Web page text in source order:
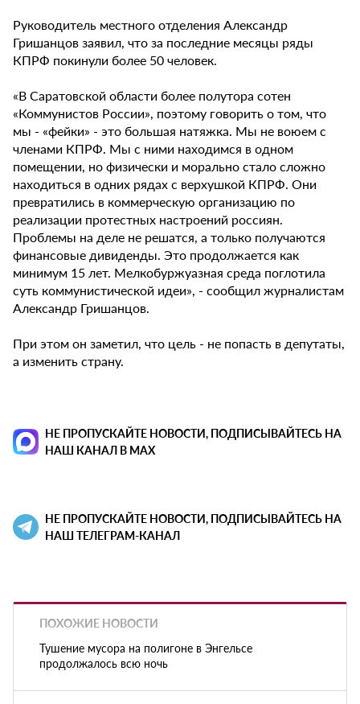
Руководитель местного отделения Александр
Гришанцов заявил, что за последние месяцы ряды
КПРФ покинули более 50 человек.
«В Саратовской области более полутора сотен
«Коммунистов России», поэтому говорить о том, что
мы - «фейки» - это большая натяжка. Мы не воюем с
членами КПРФ. Мы с ними находимся в одном
помещении, но физически и морально стало сложно
находиться в одних рядах с верхушкой КПРФ. Они
превратились в коммерческую организацию по
реализации протестных настроений россиян.
Проблемы на деле не решатся, а только получаются
финансовые дивиденды. Это продолжается как
минимум 15 лет. Мелкобуржуазная среда поглотила
суть коммунистической идеи», - сообщил журналистам
Александр Гришанцов.
При этом он заметил, что цель - не попасть в депутаты,
а изменить страну.
НЕ ПРОПУСКАЙТЕ НОВОСТИ, ПОДПИСЫВАЙТЕСЬ НА
НАШ КАНАЛ В MAX
НЕ ПРОПУСКАЙТЕ НОВОСТИ, ПОДПИСЫВАЙТЕСЬ НА
НАШ ТЕЛЕГРАМ-КАНАЛ
ПОХОЖИЕ НОВОСТИ
Тушение мусора на полигоне в Энгельсе
продолжалось всю ночь